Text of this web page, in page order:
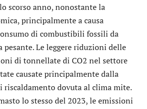
scorso anno, nonostante la
principalmente a causa
di combustibili fossili da
pesante. Le leggere riduzioni delle
di tonnellate di CO2 nel settore
causate principalmente dalla
riscaldamento dovuta al clima mite.
lo stesso del 2023, le emissioni